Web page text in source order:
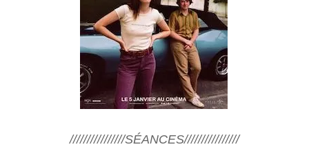
////////////////SÉANCES////////////////